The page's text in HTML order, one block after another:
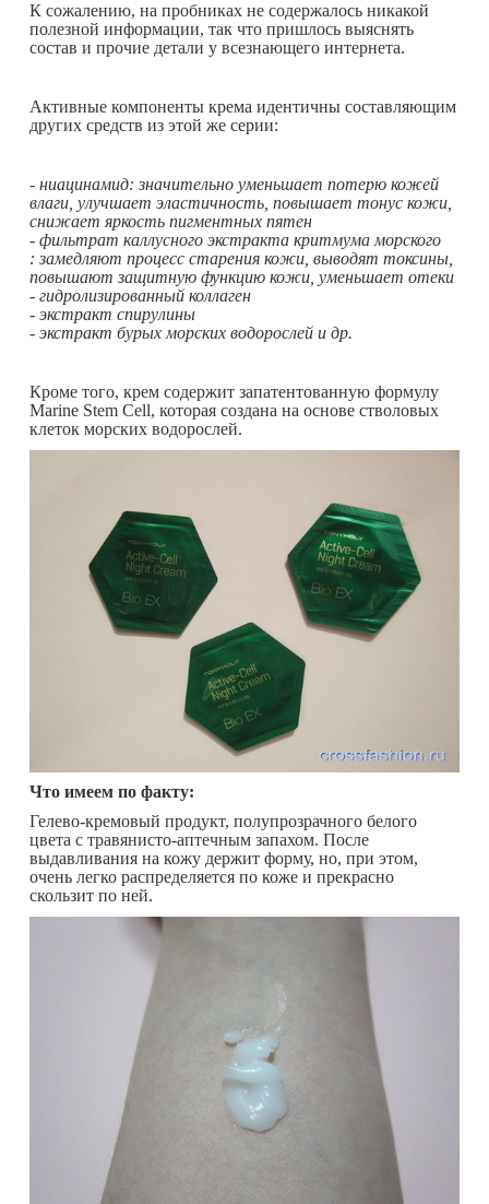
К сожалению, на пробниках не содержалось никакой
полезной информации, так что пришлось выяснять
состав и прочие детали у всезнающего интернета.
Активные компоненты крема идентичны составляющим
других средств из этой же серии:
- ниацинамид: значительно уменьшает потерю кожей
влаги, улучшает эластичность, повышает тонус кожи,
снижает яркость пигментных пятен
- фильтрат каллусного экстракта критмума морского
: замедляют процесс старения кожи, выводят токсины,
повышают защитную функцию кожи, уменьшает отеки
- гидролизированный коллаген
- экстракт спирулины
- экстракт бурых морских водорослей и др.
Кроме того, крем содержит запатентованную формулу
Marine Stem Cell, которая создана на основе стволовых
клеток морских водорослей.
Что имеем по факту:
Гелево-кремовый продукт, полупрозрачного белого
цвета с травянисто-аптечным запахом. После
выдавливания на кожу держит форму, но, при этом,
очень легко распределяется по коже и прекрасно
скользит по ней.